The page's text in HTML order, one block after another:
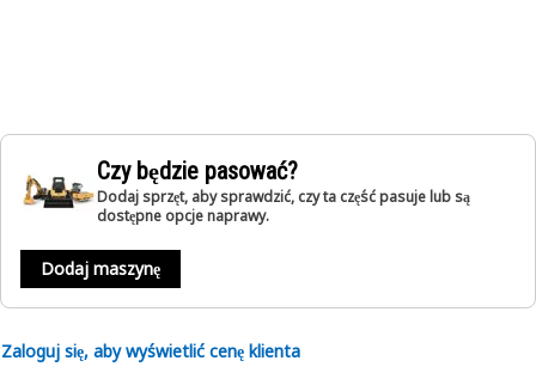
Czy będzie pasować?
Dodaj sprzęt, aby sprawdzić, czy ta część pasuje lub są
dostępne opcje naprawy.
Dodaj maszynę
Zaloguj się, aby wyświetlić cenę klienta